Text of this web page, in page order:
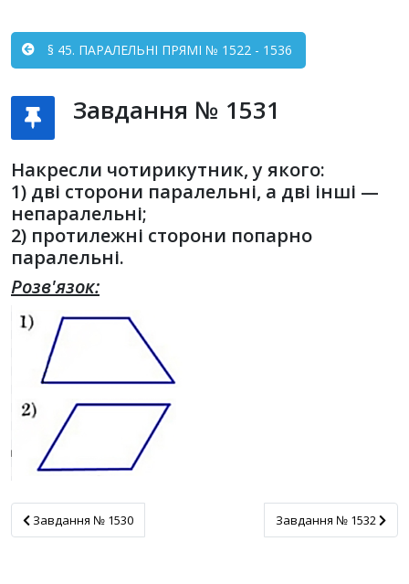
§ 45. ПАРАЛЕЛЬНІ ПРЯМІ № 1522 - 1536
Завдання № 1531
Накресли чотирикутник, у якого:
1) дві сторони паралельні, а дві інші —
непаралельні;
2) протилежні сторони попарно
паралельні.
Розв'язок:
Завдання № 1530
Завдання № 1530 Завдання № 1532
Завдання № 1532